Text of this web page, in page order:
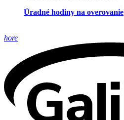
Úradné hodiny na overovanie
hore